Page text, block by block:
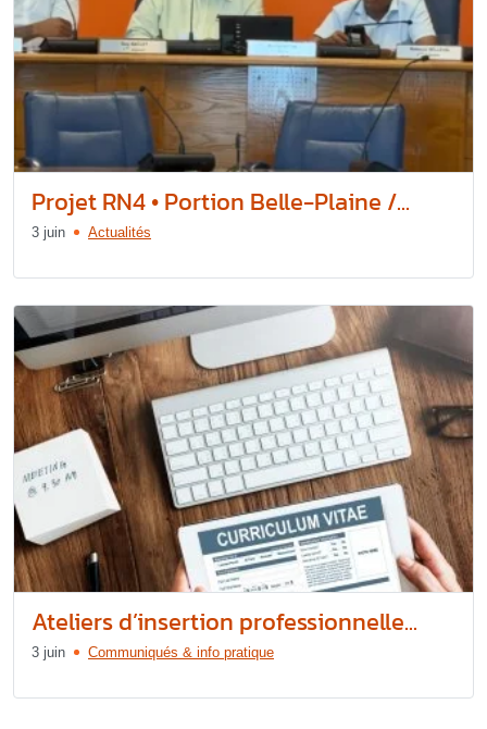
Projet RN4 • Portion Belle-Plaine /...
3 juin Actualités
Ateliers d’insertion professionnelle...
3 juin Communiqués & info pratique